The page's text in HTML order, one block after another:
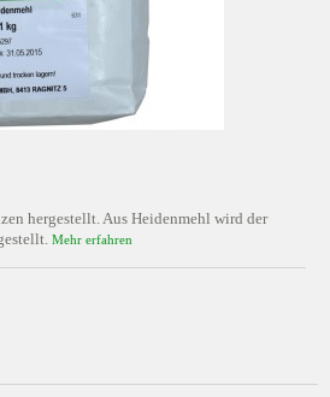
hergestellt. Aus Heidenmehl wird der
Mehr erfahren